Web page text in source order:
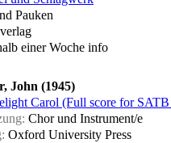
Pauken
einer Woche info
John (1945)
Carol (Full score for
Chor und Instrument/e
Oxford University Press